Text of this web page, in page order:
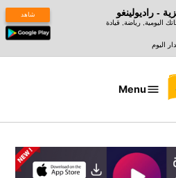
- راديولينغو
اليومية, رياضة, قيادة
اليوم
شاهد
عبارات
Menu